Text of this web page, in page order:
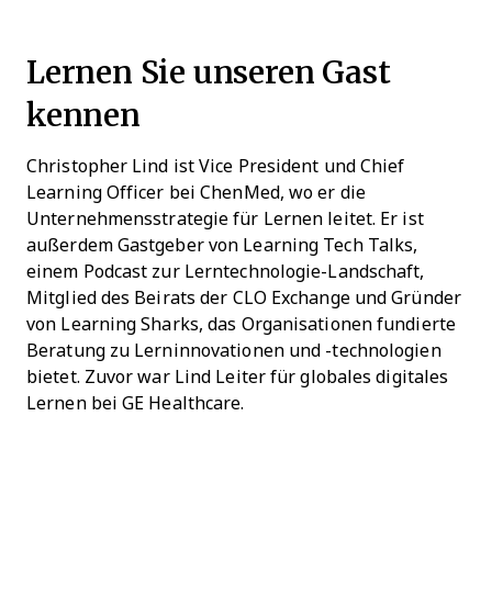
Lernen Sie unseren Gast
kennen
Christopher Lind ist Vice President und Chief
Learning Officer bei ChenMed, wo er die
Unternehmensstrategie für Lernen leitet. Er ist
außerdem Gastgeber von Learning Tech Talks,
einem Podcast zur Lerntechnologie-Landschaft,
Mitglied des Beirats der CLO Exchange und Gründer
von Learning Sharks, das Organisationen fundierte
Beratung zu Lerninnovationen und -technologien
bietet. Zuvor war Lind Leiter für globales digitales
Lernen bei GE Healthcare.